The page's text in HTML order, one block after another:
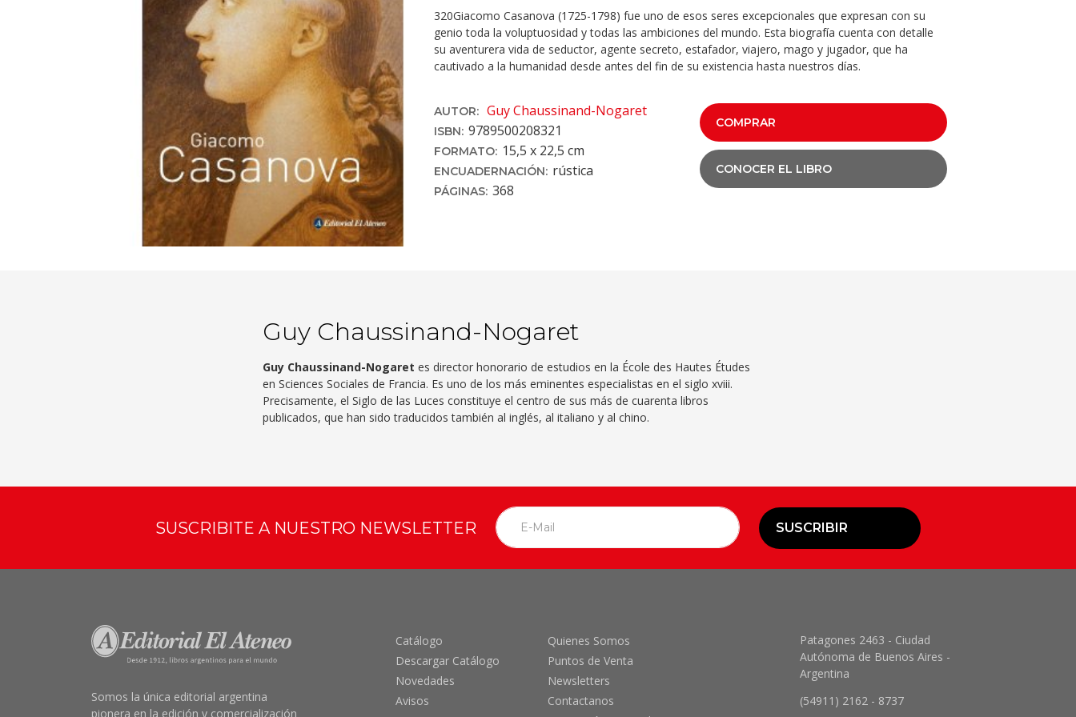
320Giacomo Casanova (1725-1798) fue uno de esos seres excepcionales que expresan con su
genio toda la voluptuosidad y todas las ambiciones del mundo. Esta biografía cuenta con detalle
su aventurera vida de seductor, agente secreto, estafador, viajero, mago y jugador, que ha
cautivado a la humanidad desde antes del fin de su existencia hasta nuestros días.
AUTOR: Guy Chaussinand-Nogaret
ISBN: 978950020832­1
FORMATO: 15,5 x 22,5 cm
ENCUADERNACIÓN: rústica
PÁGINAS: 368
COMPRAR
CONOCER EL LIBRO
Guy Chaussinand-Nogaret
Guy Chaussinand-Nogaret es director honorario de estudios en la École des Hautes Études
en Sciences Sociales de Francia. Es uno de los más eminentes especialistas en el siglo xviii.
Precisamente, el Siglo de las Luces constituye el centro de sus más de cuarenta libros
publicados, que han sido traducidos también al inglés, al italiano y al chino.
SUSCRIBITE A NUESTRO NEWSLETTER SUSCRIBIR
Somos la única editorial argentina
pionera en la edición y comercialización
Catálogo
Descargar Catálogo
Novedades
Avisos
Quienes Somos
Puntos de Venta
Newsletters
Contactanos
Patagones 2463 - Ciudad
Autónoma de Buenos Aires -
Argentina
(54911) 2162 - 8737